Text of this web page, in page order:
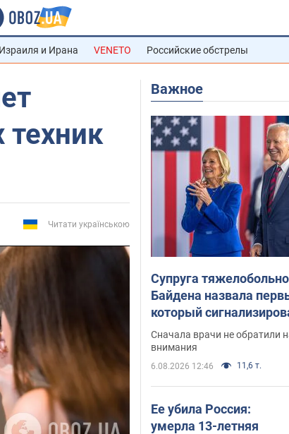
и Ирана VENETO Российские обстрелы
техник
Читати українською
Важное
Супруга
Байдена назвала
который
"агрессивном" раке
Сначала врачи не обратили
внимания
6.08.2026 12:46 11,6 т.
Ее убила Россия:
умерла 13-летняя